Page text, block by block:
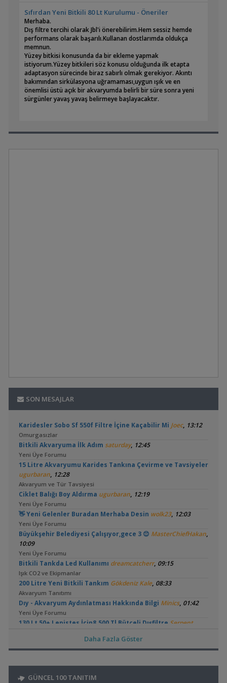
alabilirler. Katı haşlanmış yumurta sarısı da bezden geçirilerek
verilebilir. Yumurta sarısı infusaria üremesine de etken
olacaktır. İlk günler atlatılabilir ise süratle büyürler.
Yazar: Prof.Dr. Atilla ALPBAZ.
Yayın: Akvaryum Balıkları Ansiklopedisi ve Üretimleri.
Sayfa:99-100
Kitap hakkında bilgi için:
Sıfırdan Yeni Bitkili 80 Lt Kurulumu - Öneriler
Merhaba.
Dış filtre tercihi olarak Jbl'i önerebilirim.Hem sessiz hemde
performans olarak başarılı.Kullanan dostlarımda oldukça
memnun.
Yüzey bitkisi konusunda da bir ekleme yapmak
istiyorum.Yüzey bitkileri söz konusu olduğunda ilk etapta
adaptasyon sürecinde biraz sabırlı olmak gerekiyor. Akıntı
bakımından sirkülasyona uğramaması,uygun ışık ve en
önemlisi üstü açık bir akvaryumda belirli bir süre sonra yeni
sürgünler yavaş yavaş belirmeye başlayacaktır.
SON MESAJLAR
Karidesler Sobo Sf 550f Filtre İçine Kaçabilir Mi Joec, 13:12
Omurgasızlar
Bitkili Akvaryuma İlk Adım saturday, 12:45
Yeni Üye Forumu
15 Litre Akvaryumu Karides Tankına Çevirme ve Tavsiyeler
ugurbaran, 12:28
Akvaryum ve Tür Tavsiyesi
Ciklet Balığı Boy Aldırma ugurbaran, 12:19
Yeni Üye Forumu
👋 Yeni Gelenler Buradan Merhaba Desin wolk23, 12:03
Yeni Üye Forumu
Büyükşehir Belediyesi Çalışıyor,gece 3 😊 MasterChiefHakan,
10:09
Yeni Üye Forumu
Bitkili Tankda Led Kullanımı dreamcatcherr, 09:15
Işık CO2 ve Ekipmanlar
200 Litre Yeni Bitkili Tankım Gökdeniz Kale, 08:33
Akvaryum Tanıtımı
Dıy - Akvaryum Aydınlatması Hakkında Bilgi Minics, 01:42
Yeni Üye Forumu
130 Lt 50+ Lepistes İçin8.500 Tl Bütçeli Dışfiltre Serpent,
Akvaryum Tasarımımahirbs1,23:37
Catappa Yetişiyorum
Daha Fazla Göster
GÜNCEL 100 TANITIM